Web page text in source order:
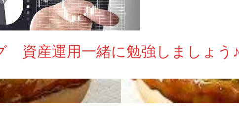
資産運用一緒に勉強しましょう♪